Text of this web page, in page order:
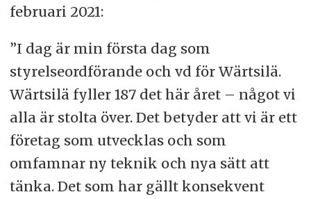
februari 2021:
”I dag är min första dag som
styrelseordförande och vd för Wärtsilä.
Wärtsilä fyller 187 det här året – något vi
alla är stolta över. Det betyder att vi är ett
företag som utvecklas och som
omfamnar ny teknik och nya sätt att
tänka. Det som har gällt konsekvent